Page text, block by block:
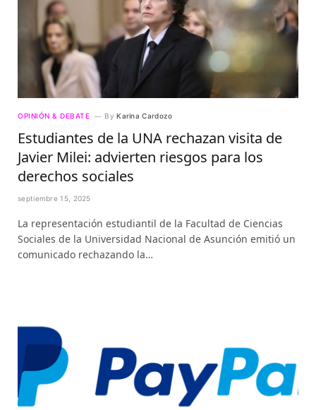
OPINIÓN & DEBATE By Karina Cardozo
Estudiantes de la UNA rechazan visita de
Javier Milei: advierten riesgos para los
derechos sociales
septiembre 15, 2025
La representación estudiantil de la Facultad de Ciencias
Sociales de la Universidad Nacional de Asunción emitió un
comunicado rechazando la…